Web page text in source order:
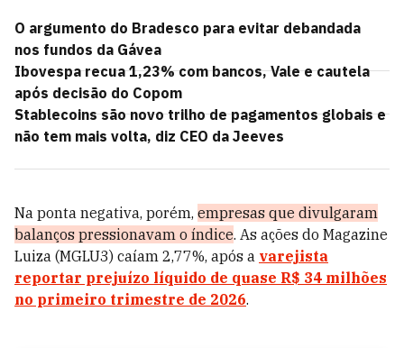
O argumento do Bradesco para evitar debandada
nos fundos da Gávea
Ibovespa recua 1,23% com bancos, Vale e cautela
após decisão do Copom
Stablecoins são novo trilho de pagamentos globais e
não tem mais volta, diz CEO da Jeeves
Na ponta negativa, porém, empresas que divulgaram
balanços pressionavam o índice. As ações do Magazine
Luiza (MGLU3) caíam 2,77%, após a varejista
reportar prejuízo líquido de quase R$ 34 milhões
no primeiro trimestre de 2026.